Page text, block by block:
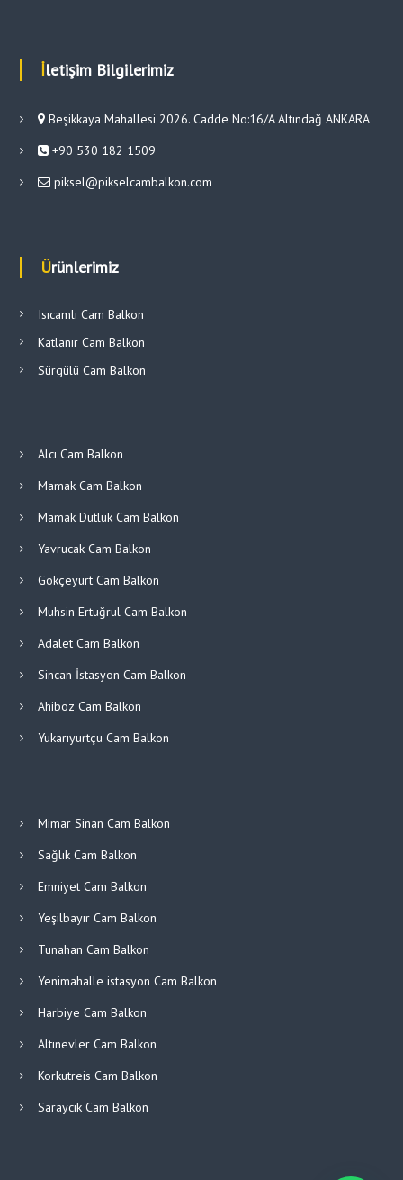
İletişim Bilgilerimiz
Beşikkaya Mahallesi 2026. Cadde No:16/A Altındağ ANKARA
+90 530 182 1509
piksel@pikselcambalkon.com
Ürünlerimiz
Isıcamlı Cam Balkon
Katlanır Cam Balkon
Sürgülü Cam Balkon
Alcı Cam Balkon
Mamak Cam Balkon
Mamak Dutluk Cam Balkon
Yavrucak Cam Balkon
Gökçeyurt Cam Balkon
Muhsin Ertuğrul Cam Balkon
Adalet Cam Balkon
Sincan İstasyon Cam Balkon
Ahiboz Cam Balkon
Yukarıyurtçu Cam Balkon
Mimar Sinan Cam Balkon
Sağlık Cam Balkon
Emniyet Cam Balkon
Yeşilbayır Cam Balkon
Tunahan Cam Balkon
Yenimahalle istasyon Cam Balkon
Harbiye Cam Balkon
Altınevler Cam Balkon
Korkutreis Cam Balkon
Saraycık Cam Balkon